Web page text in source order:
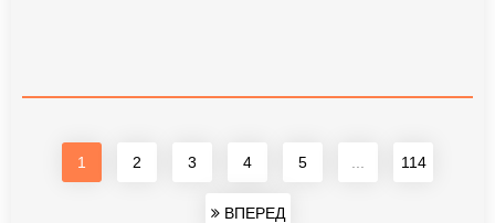
1 2 3 4 5 114
ВПЕРЕД